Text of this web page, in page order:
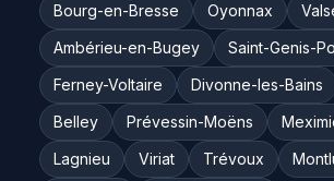
Bourg-en-Bresse Oyonnax
Ambérieu-en-Bugey
Saint-Genis-
Ferney-Voltaire
Divonne-les-Bains
Belley
Prévessin-Moëns
Lagnieu
Viriat Trévoux